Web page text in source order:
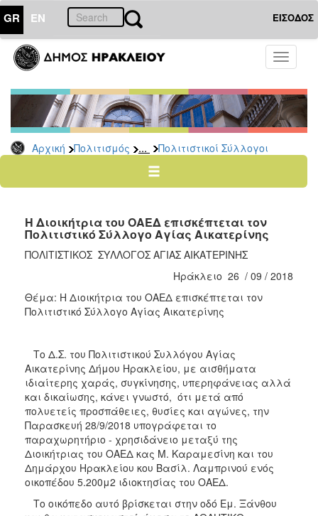
GR EN ΕΙΣΟΔΟΣ
Toggle
Αρχική Πολιτισμός ... Πολιτιστικοί Σύλλογοι
ΠΟΛΙΤΙΣΜΟΣ
Σελίδες
Πολιτιστικοί
Σύλλογοι
Σκιτσογράφοι
Εικαστικών
Τέχνη
Σημεία
ΤΟΠΟΣ
ΔΗΜΟΣ
ΑΝΘΕΚΤΙΚΗ
Η Διοικήτρια του ΟΑEΔ επισκέπτεται τον
Πολιτιστικό Σύλλογο Αγίας Αικατερίνης
ΠΟΛΙΤΙΣΤΙΚΟΣ ΣΥΛΛΟΓΟΣ ΑΓΙΑΣ ΑΙΚΑΤΕΡΙΝΗΣ
Ηράκλειο 26 / 09 / 2018
Θέμα: Η Διοικήτρια του ΟΑEΔ επισκέπτεται τον
Πολιτιστικό Σύλλογο Αγίας Αικατερίνης
Το Δ.Σ. του Πολιτιστικού Συλλόγου Αγίας
Αικατερίνης Δήμου Ηρακλείου, με αισθήματα
ιδιαίτερης χαράς, συγκίνησης, υπερηφάνειας αλλά
και δικαίωσης, κάνει γνωστό, ότι μετά από
πολυετείς προσπάθειες, θυσίες και αγώνες, την
Παρασκευή 28/9/2018 υπογράφεται το
παραχωρητήριο - χρησιδάνειο μεταξύ της
Διοικήτριας του ΟΑΕΔ κας Μ. Καραμεσίνη και του
Δημάρχου Ηρακλείου κου Βασίλ. Λαμπρινού ενός
οικοπέδου 5.200μ2 ιδιοκτησίας του ΟΑΕΔ.
Το οικόπεδο αυτό βρίσκεται στην οδό Εμ. Ξάνθου